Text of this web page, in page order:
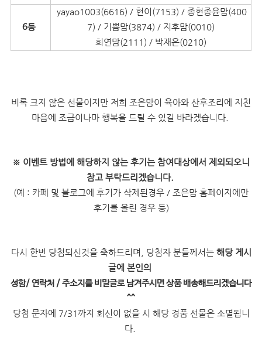
6등
yayao1003(6616) / 현이(7153) / 종현종윤맘(400
7) / 기쁨맘(3874) / 지후맘(0010)
희연맘(2111) / 박재은(0210)
비록 크지 않은 선물이지만 저희 조은맘이 육아와 산후조리에 지친
마음에 조금이나마 행복을 드릴 수 있길 바라겠습니다.
※ 이벤트 방법에 해당하지 않는 후기는 참여대상에서 제외되오니
참고 부탁드리겠습니다.
(예 : 카페 및 블로그에 후기가 삭제된경우 / 조은맘 홈페이지에만
후기를 올린 경우 등)
다시 한번 당첨되신것을 축하드리며, 당첨자 분들께서는 해당 게시
글에 본인의
성함/ 연락처 / 주소지를 비밀글로 남겨주시면 상품 배송해드리겠습니다
^^
당첨 문자에 7/31까지 회신이 없을 시 해당 경품 선물은 소멸됩니
다.